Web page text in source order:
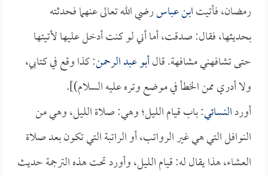
رمضان، فأتيتابن عباسرضي الله تعالى عنهما فحدثته
بحديثها، فقال: صدقت، أما أني لو كنت أدخل عليها لأتيتها
حتى تشافهني مشافهة. قالأبو عبد الرحمن: كذا وقع في كتابي،
ولا أدري ممن الخطأ في موضع وتره عليه السلام)].
أوردالنسائي: باب قيام الليل؛ وهي: صلاة الليل، وهي من
النوافل التي هي غير الرواتب، أو الراتبة التي تكون بعد صلاة
العشاء، هذا يقال له: قيام الليل، وأورد تحت هذه الترجمة حديث